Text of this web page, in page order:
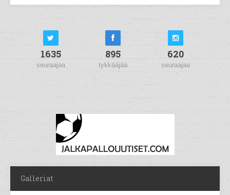
1635
seuraajaa
895
tykkääjää
620
seuraajaa
Galleriat